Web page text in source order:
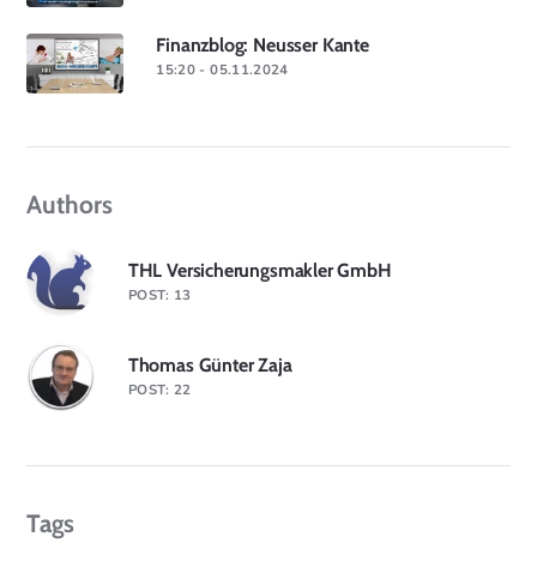
Finanzblog: Neusser Kante
15:20 - 05.11.2024
Authors
THL Versicherungsmakler GmbH
POST: 13
Thomas Günter Zaja
POST: 22
Tags